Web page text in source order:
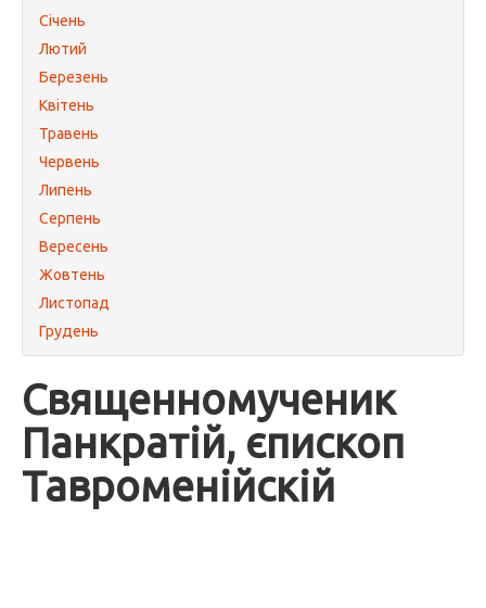
Січень
Лютий
Березень
Квітень
Травень
Червень
Липень
Серпень
Вересень
Жовтень
Листопад
Грудень
Священномученик
Панкратій, єпископ
Тавроменійскій